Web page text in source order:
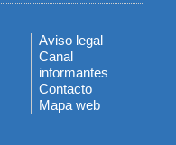
Menú
del
pie
Aviso legal
Canal
informantes
Contacto
Mapa web